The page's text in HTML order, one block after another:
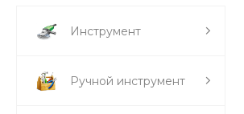
Инструмент
Ручной инструмент